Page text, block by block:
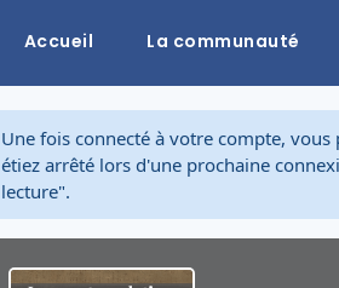
Accueil La communauté
Une fois connecté à votre compte,
étiez arrêté lors d'une prochaine
lecture".